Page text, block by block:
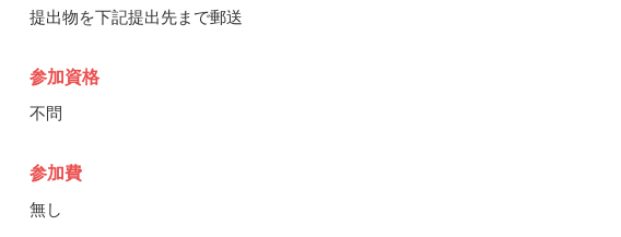
提出物を下記提出先まで郵送
参加資格
不問
参加費
無し